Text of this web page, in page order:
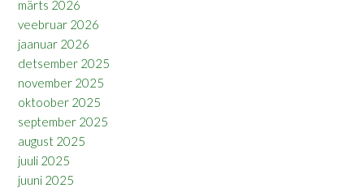
märts 2026
veebruar 2026
jaanuar 2026
detsember 2025
november 2025
oktoober 2025
september 2025
august 2025
juuli 2025
juuni 2025